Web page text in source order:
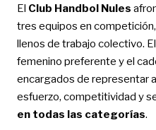
El Club Handbol Nules
tres equipos en
llenos de trabajo colectivo.
femenino preferente y el
encargados de representar
esfuerzo, competitividad y
en todas las categorías.